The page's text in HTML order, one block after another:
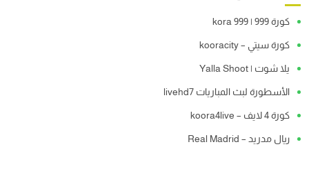
كورة 999 | kora 999
كورة سيتي – kooracity
يلا شوت | Yalla Shoot
الأسطورة لبث المباريات livehd7
كورة 4 لايف – koora4live
ريال مدريد – Real Madrid